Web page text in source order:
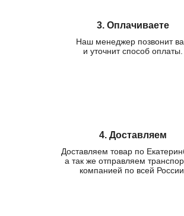
3. Оплачиваете
Наш менеджер позвонит
и уточнит способ оплаты.
4. Доставляем
Доставляем товар по
а так же отправляем
компанией по всей России.